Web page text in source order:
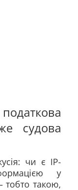
судова
чи є IP-
у
тобто такою,